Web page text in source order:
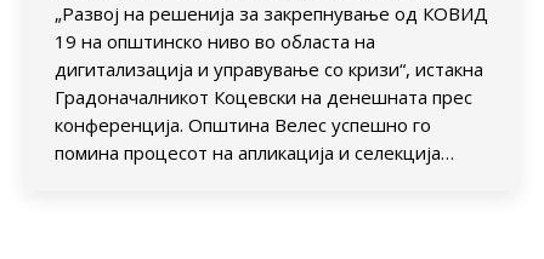
„Развој на решенија за закрепнување од КОВИД
19 на општинско ниво во областа на
дигитализација и управување со кризи“, истакна
Градоначалникот Коцевски на денешната прес
конференција. Општина Велес успешно го
помина процесот на апликација и селекција…